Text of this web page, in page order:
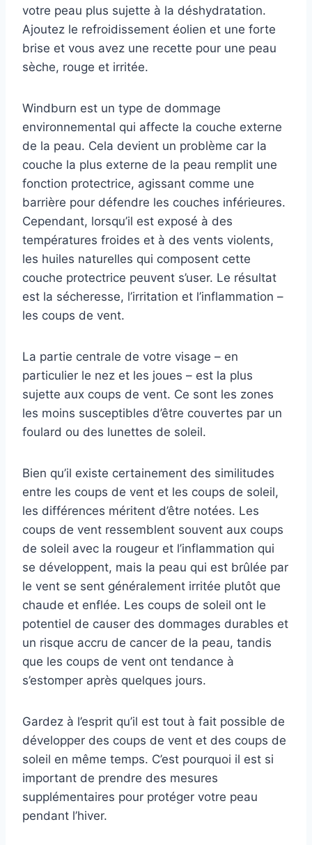
votre peau plus sujette à la déshydratation.
Ajoutez le refroidissement éolien et une forte
brise et vous avez une recette pour une peau
sèche, rouge et irritée.
Windburn est un type de dommage
environnemental qui affecte la couche externe
de la peau. Cela devient un problème car la
couche la plus externe de la peau remplit une
fonction protectrice, agissant comme une
barrière pour défendre les couches inférieures.
Cependant, lorsqu’il est exposé à des
températures froides et à des vents violents,
les huiles naturelles qui composent cette
couche protectrice peuvent s’user. Le résultat
est la sécheresse, l’irritation et l’inflammation –
les coups de vent.
La partie centrale de votre visage – en
particulier le nez et les joues – est la plus
sujette aux coups de vent. Ce sont les zones
les moins susceptibles d’être couvertes par un
foulard ou des lunettes de soleil.
Bien qu’il existe certainement des similitudes
entre les coups de vent et les coups de soleil,
les différences méritent d’être notées. Les
coups de vent ressemblent souvent aux coups
de soleil avec la rougeur et l’inflammation qui
se développent, mais la peau qui est brûlée par
le vent se sent généralement irritée plutôt que
chaude et enflée. Les coups de soleil ont le
potentiel de causer des dommages durables et
un risque accru de cancer de la peau, tandis
que les coups de vent ont tendance à
s’estomper après quelques jours.
Gardez à l’esprit qu’il est tout à fait possible de
développer des coups de vent et des coups de
soleil en même temps. C’est pourquoi il est si
important de prendre des mesures
supplémentaires pour protéger votre peau
pendant l’hiver.